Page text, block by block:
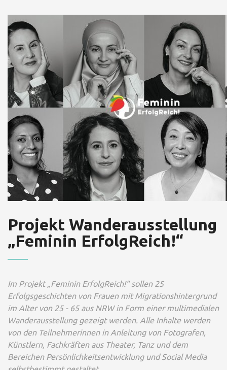
Projekt Wanderausstellung
„Feminin ErfolgReich!“
Im Projekt „Feminin ErfolgReich!“ sollen 25
Erfolgsgeschichten von Frauen mit Migrationshintergrund
im Alter von 25 - 65 aus NRW in Form einer multimedialen
Wanderausstellung gezeigt werden. Alle Inhalte werden
von den Teilnehmerinnen in Anleitung von Fotografen,
Künstlern, Fachkräften aus Theater, Tanz und dem
Bereichen Persönlichkeitsentwicklung und Social Media